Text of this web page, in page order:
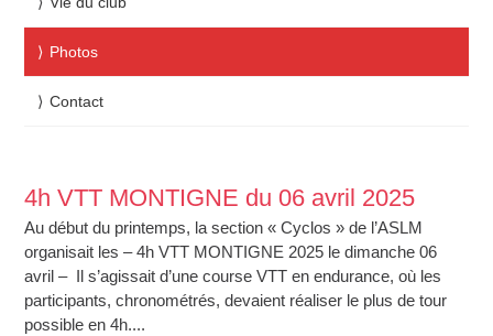
Photos
Contact
4h VTT MONTIGNE du 06 avril 2025
Au début du printemps, la section « Cyclos » de l’ASLM
organisait les – 4h VTT MONTIGNE 2025 le dimanche 06
avril – Il s’agissait d’une course VTT en endurance, où les
participants, chronométrés, devaient réaliser le plus de tour
possible en 4h....